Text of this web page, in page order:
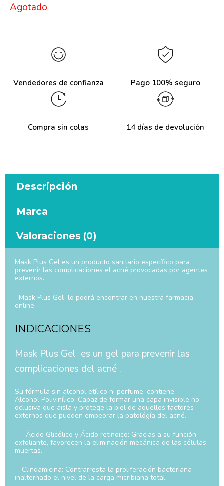
Agotado
Vendedores de confianza Pago 100% seguro
Compra sin colas 14 días de devolución
Descripción
Marca
Valoraciones (0)
Mask Plus Gel es un producto sanitario específico para
prevenir las complicaciones el acné provocadas por agentes
externos.
Mask Plus Gel lo podrá encontrar en nuestra farmacia
online .
INDICACIONES
Mask Plus Gel es un gel para prevenir las
complicaciones del acné .
Su fórmula sin alcohol etílico ni perfume, contiene: -
Alcohol Polivinílico: Capaz de formar una capa invisible no
oclusiva que aisla y protege la piel de aquellos factores
externos que pueden empeorar la patológía del acné.
-Ácido Glicólico y Ácido retinoico: Gracias a su función
exfoliante, favorecen la eliminación mecánica de las células
muertas.
-Clindamicina: Contrarresta la proliferación bacteriana
inalternado el nivel de la carga micribiana total.